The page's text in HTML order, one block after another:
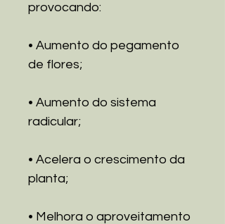
provocando:
• Aumento do pegamento
de flores;
• Aumento do sistema
radicular;
• Acelera o crescimento da
planta;
• Melhora o aproveitamento